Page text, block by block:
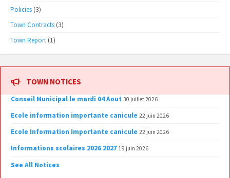
Policies (3)
Town Contracts (3)
Town Report (1)
TOWN NOTICES
Conseil Municipal le mardi 04 Aout 30 juillet 2026
Ecole information importante canicule 22 juin 2026
Ecole Information Importante canicule 22 juin 2026
Informations scolaires 2026 2027 19 juin 2026
See All Notices